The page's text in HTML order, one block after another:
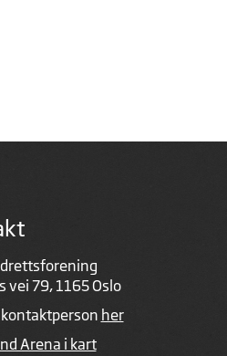
vei 79, 1165 Oslo
her
Arena i kart